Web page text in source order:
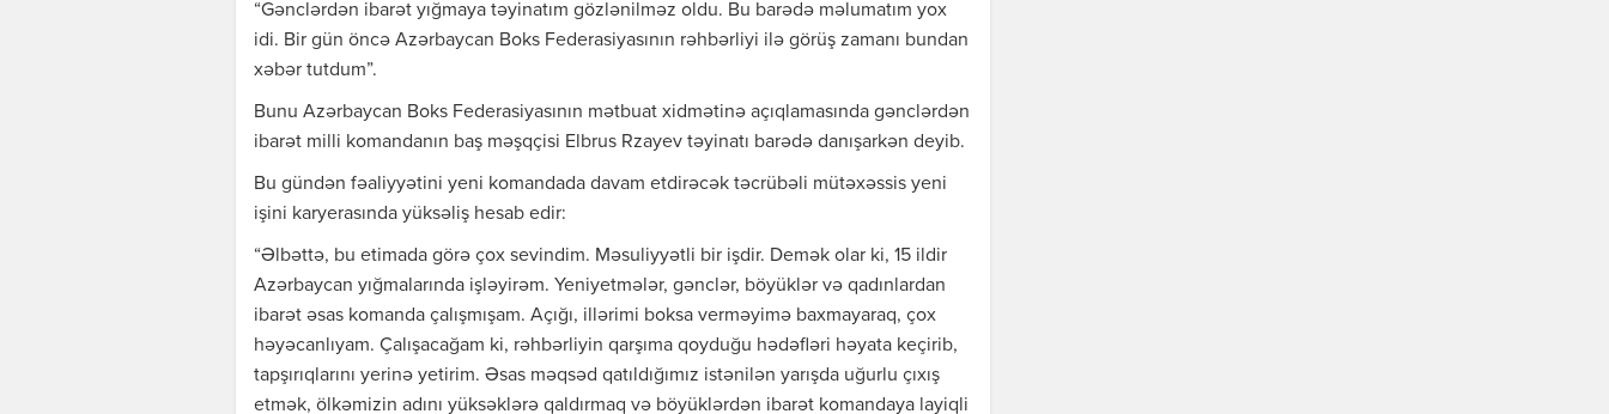
“Gənclərdən ibarət yığmaya təyinatım gözlənilməz oldu. Bu barədə məlumatım yox
idi. Bir gün öncə Azərbaycan Boks Federasiyasının rəhbərliyi ilə görüş zamanı bundan
xəbər tutdum”.
Bunu Azərbaycan Boks Federasiyasının mətbuat xidmətinə açıqlamasında gənclərdən
ibarət milli komandanın baş məşqçisi Elbrus Rzayev təyinatı barədə danışarkən deyib.
Bu gündən fəaliyyətini yeni komandada davam etdirəcək təcrübəli mütəxəssis yeni
işini karyerasında yüksəliş hesab edir:
“Əlbəttə, bu etimada görə çox sevindim. Məsuliyyətli bir işdir. Demək olar ki, 15 ildir
Azərbaycan yığmalarında işləyirəm. Yeniyetmələr, gənclər, böyüklər və qadınlardan
ibarət əsas komanda çalışmışam. Açığı, illərimi boksa verməyimə baxmayaraq, çox
həyəcanlıyam. Çalışacağam ki, rəhbərliyin qarşıma qoyduğu hədəfləri həyata keçirib,
tapşırıqlarını yerinə yetirim. Əsas məqsəd qatıldığımız istənilən yarışda uğurlu çıxış
etmək, ölkəmizin adını yüksəklərə qaldırmaq və böyüklərdən ibarət komandaya layiqli